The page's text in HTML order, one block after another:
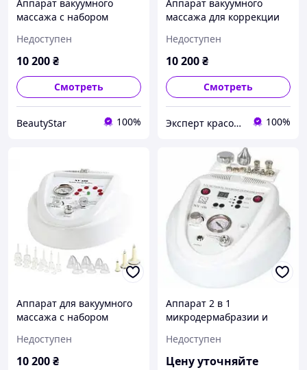
Аппарат вакуумного
массажа с набором
банок для массажа: NV-
600
Недоступен
10 200₴
Смотреть
BeautyStar 100%
Аппарат вакуумного
массажа для коррекции
шариковых насадок и
банок для массажа NV-
Недоступен
10 200₴
Смотреть
Эксперт красоты 100%
Аппарат для вакуумного
массажа с набором
насадок и банок для
массажа NV-600
Недоступен
10 200₴
Аппарат 2 в 1
микродермабразии и
Недоступен
Цену уточняйте